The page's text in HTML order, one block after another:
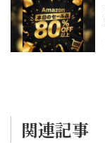
関連記事